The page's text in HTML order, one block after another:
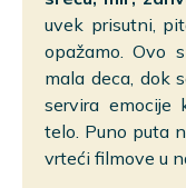
uvek prisutni,
opažamo. Ovo
mala deca, dok
servira emocije
telo. Puno puta
vrteći filmove u